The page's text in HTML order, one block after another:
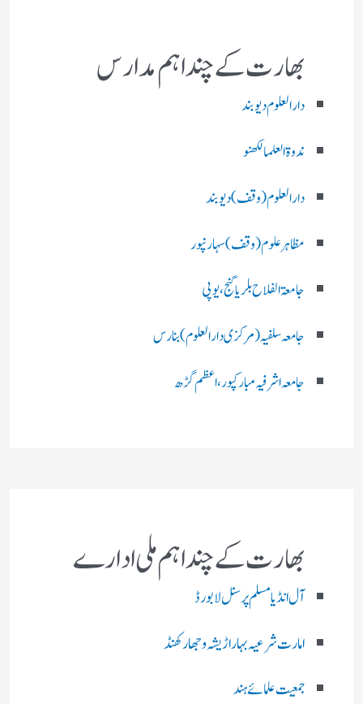
بھارت کے چند اہم مدارس
دارالعلوم دیوبند
ندوۃالعلما لکھنو
دارالعلوم (وقف)دیوبند
مظاہرعلوم (وقف)سہارنپور
جامعۃ الفلاح بلریاگنج،یوپی
جامعہ سلفیہ(مرکزی دارالعلوم )بنارس
جامعہ اشرفیہ مبارکپور،اعظم گڑھ
بھارت کے چند اہم ملی ادارے
آل انڈیا مسلم پرسنل لا بورڈ
امارت شرعیہ بہار اڑیشہ و جھارکھنڈ
جمعیت علمائے ہند